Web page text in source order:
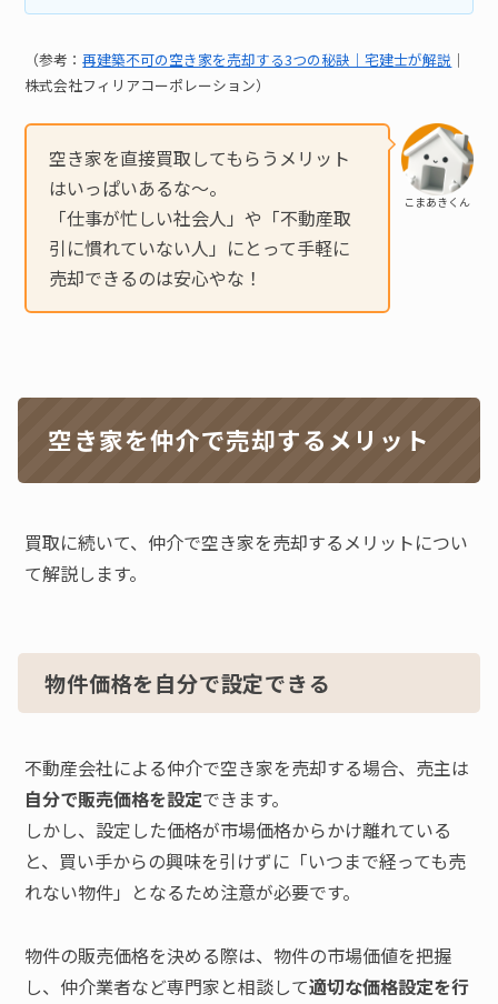
（参考：再建築不可の空き家を売却する3つの秘訣｜宅建士が解説 ｜
株式会社フィリアコーポレーション）
こまあきくん
空き家を直接買取してもらうメリット
はいっぱいあるな〜。
「仕事が忙しい社会人」や「不動産取
引に慣れていない人」にとって手軽に
売却できるのは安心やな！
空き家を仲介で売却するメリット
買取に続いて、仲介で空き家を売却するメリットについ
て解説します。
物件価格を自分で設定できる
不動産会社による仲介で空き家を売却する場合、売主は
自分で販売価格を設定できます。
しかし、設定した価格が市場価格からかけ離れている
と、買い手からの興味を引けずに「いつまで経っても売
れない物件」となるため注意が必要です。
物件の販売価格を決める際は、物件の市場価値を把握
し、仲介業者など専門家と相談して適切な価格設定を行